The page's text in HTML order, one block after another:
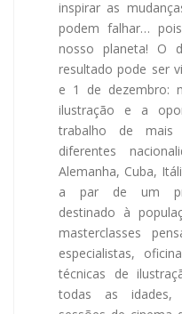
inspirar as
podem falhar…
nosso planeta! O
resultado pode ser
e 1 de dezembro:
ilustração e a
trabalho de mais
diferentes
Alemanha, Cuba,
a par de um
destinado à
masterclasses
especialistas,
técnicas de
todas as idades,